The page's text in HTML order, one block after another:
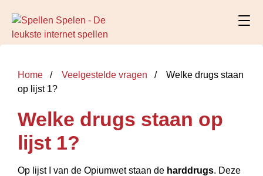
Home Veelgestelde vragen
Welke drugs staan
op lijst 1?
Welke drugs staan op
lijst 1?
Op lijst I van de Opiumwet staan de harddrugs. Deze